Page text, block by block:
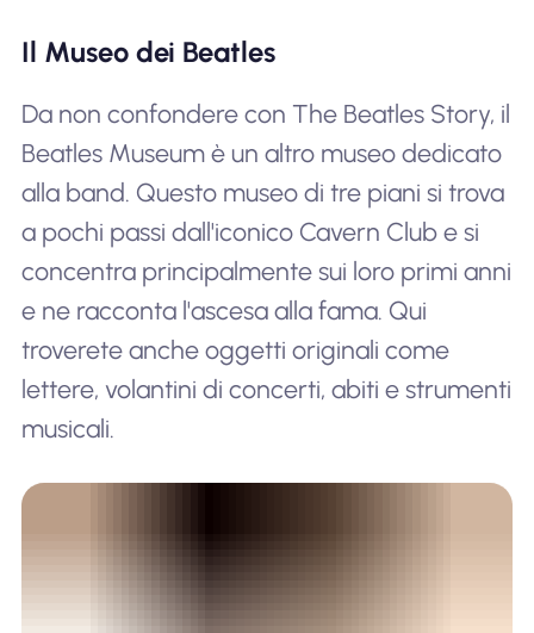
Il Museo dei Beatles
Da non confondere con The Beatles Story, il
Beatles Museum è un altro museo dedicato
alla band. Questo museo di tre piani si trova
a pochi passi dall'iconico Cavern Club e si
concentra principalmente sui loro primi anni
e ne racconta l'ascesa alla fama. Qui
troverete anche oggetti originali come
lettere, volantini di concerti, abiti e strumenti
musicali.